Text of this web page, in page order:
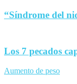
“Síndrome del
Los 7 pecados
Aumento de peso